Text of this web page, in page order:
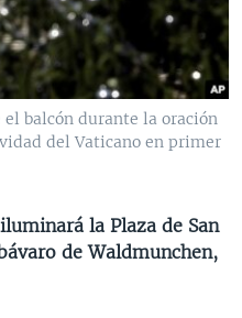
el balcón durante la oración
del Vaticano en primer
la Plaza de San
de Waldmunchen,